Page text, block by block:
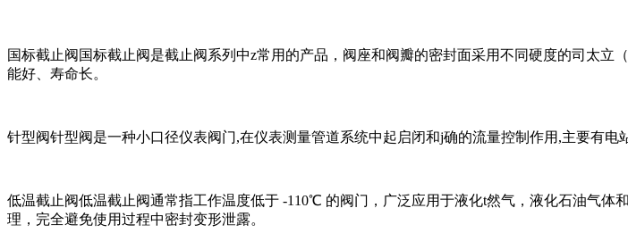
国标截止阀国标截止阀是截止阀系列中z常用的产品，阀座和阀瓣的密封面采用不同硬度的司太
能好、寿命长。
针型阀针型阀是一种小口径仪表阀门,在仪表测量管道系统中起启闭和j确的流量控制作用,主要
低温截止阀低温截止阀通常指工作温度低于 -110℃ 的阀门，广泛应用于液化t然气，液化石油气
理，完全避免使用过程中密封变形泄露。